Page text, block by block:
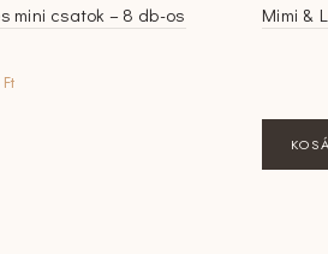
mini csatok – 8 db-os
Ft
Mimi &